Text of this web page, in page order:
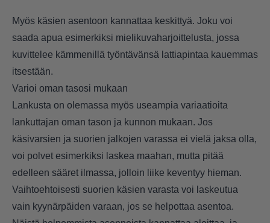
Myös käsien asentoon kannattaa keskittyä. Joku voi
saada apua esimerkiksi mielikuvaharjoittelusta, jossa
kuvittelee kämmenillä työntävänsä lattiapintaa kauemmas
itsestään.
Varioi oman tasosi mukaan
Lankusta on olemassa myös useampia variaatioita
lankuttajan oman tason ja kunnon mukaan. Jos
käsivarsien ja suorien jalkojen varassa ei vielä jaksa olla,
voi polvet esimerkiksi laskea maahan, mutta pitää
edelleen sääret ilmassa, jolloin liike keventyy hieman.
Vaihtoehtoisesti suorien käsien varasta voi laskeutua
vain kyynärpäiden varaan, jos se helpottaa asentoa.